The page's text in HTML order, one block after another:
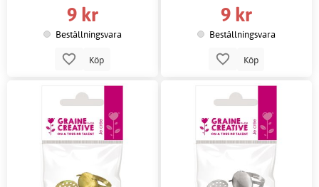
9 kr
Beställningsvara
Köp
9 kr
Beställningsvara
Köp